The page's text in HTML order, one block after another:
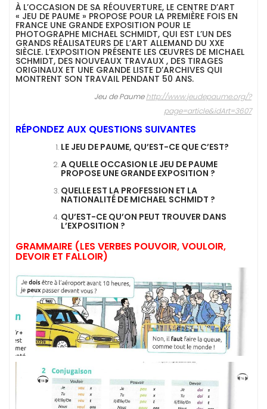
À L’OCCASION DE SA RÉOUVERTURE, LE CENTRE D’ART
« JEU DE PAUME » PROPOSE POUR LA PREMIÈRE FOIS EN
FRANCE UNE GRANDE EXPOSITION POUR LE
PHOTOGRAPHE MICHAEL SCHMIDT, QUI EST L’UN DES
GRANDS RÉALISATEURS DE L’ART ALLEMAND DU XXE
SIÈCLE. L’EXPOSITION PRÉSENTE LES ŒUVRES DE MICHAEL
SCHMIDT, DES NOUVEAUX TRAVAUX , DES TIRAGES
ORIGINAUX ET UNE GRANDE LISTE D’ARCHIVES QUI
MONTRENT SON TRAVAIL PENDANT 50 ANS.
Jeu de Paumehttp://www.jeudepaume.org/?
page=article&idArt=3607
RÉPONDEZ AUX QUESTIONS SUIVANTES
LE JEU DE PAUME, QU’EST-CE QUE C’EST?
A QUELLE OCCASION LE JEU DE PAUME
PROPOSE UNE GRANDE EXPOSITION ?
QUELLE EST LA PROFESSION ET LA
NATIONALITÉ DE MICHAEL SCHMIDT ?
QU’EST-CE QU’ON PEUT TROUVER DANS
L’EXPOSITION ?
GRAMMAIRE (LES VERBES POUVOIR, VOULOIR,
DEVOIR ET FALLOIR)